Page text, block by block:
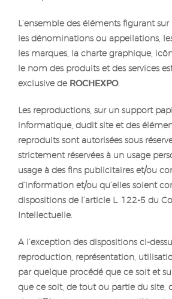
L’ensemble des éléments figurant
les dénominations ou appellations,
les marques, la charte graphique,
le nom des produits et des services
exclusive de ROCHEXPO.
Les reproductions, sur un support
informatique, dudit site et des
reproduits sont autorisées sous
strictement réservées à un usage
usage à des fins publicitaires et/ou
d’information et/ou qu’elles soient
dispositions de l’article L. 122-5 du
Intellectuelle.
A l’exception des dispositions ci-
reproduction, représentation,
par quelque procédé que ce soit et
que ce soit, de tout ou partie du site,